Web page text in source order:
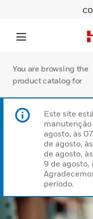
You are browsing the
product catalog for
Este site
agosto, às
de agosto,
de agosto,
9 de agosto,
período.